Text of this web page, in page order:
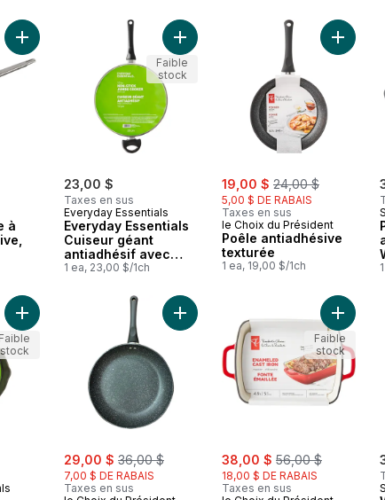
à
Ajouter The Rock poêle à frire antiadhésive, 10 po au panier
23,00 $
Taxes en sus
Everyday Essentials
Everyday Essentials
Cuiseur géant
antiadhésif avec
couvercle, poignées
composition en
aluminium, noir, 12
1 ea, 23,00 $/1ch
Faible
stock
sale:
19,00 $ , formerly:
24,00 $
5,00 $ DE RABAIS
Taxes en sus
le Choix du Président
Poêle antiadhésive
texturée
1 ea, 19,00 $/1ch
Ajouter
Ajouter Poêle en fonte au panier
Faible
stock
sale:
29,00 $ , formerly:
36,00 $
7,00 $ DE RABAIS
Taxes en sus
Ajouter Poêle antiadhésive
sale:
38,00 $ , formerly:
56,00 $
18,00 $ DE RABAIS
Taxes en sus
Faible
stock